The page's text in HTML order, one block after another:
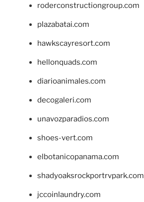
roderconstructiongroup.com
plazabatai.com
hawkscayresort.com
hellonquads.com
diarioanimales.com
decogaleri.com
unavozparadios.com
shoes-vert.com
elbotanicopanama.com
shadyoaksrockportrvpark.com
jccoinlaundry.com